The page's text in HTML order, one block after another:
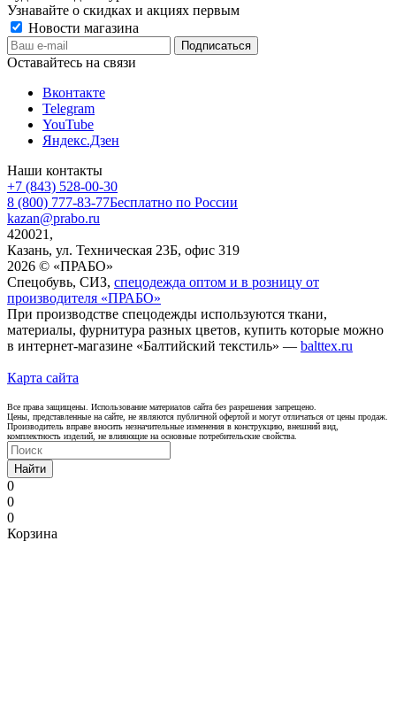
Узнавайте о скидках и акциях первым
Новости магазина
Оставайтесь на связи
Вконтакте
Telegram
YouTube
Яндекс.Дзен
Наши контакты
+7 (843) 528-00-30
8 (800) 777-83-77Бесплатно по России
kazan@prabo.ru
420021,
Казань, ул. Техническая 23Б, офис 319
2026 © «ПРАБО»
Спецобувь, СИЗ, спецодежда оптом и в розницу от
производителя «ПРАБО»
При производстве спецодежды используются ткани,
материалы, фурнитура разных цветов, купить которые можно
в интернет-магазине «Балтийский текстиль» — balttex.ru
Карта сайта
Все права защищены. Использование материалов сайта без разрешения запрещено.
Цены, представленные на сайте, не являются публичной офертой и могут отличаться от цены продаж.
Производитель вправе вносить незначительные изменения в конструкцию, внешний вид,
комплектность изделий, не влияющие на основные потребительские свойства.
Найти
0
0
0
Корзина